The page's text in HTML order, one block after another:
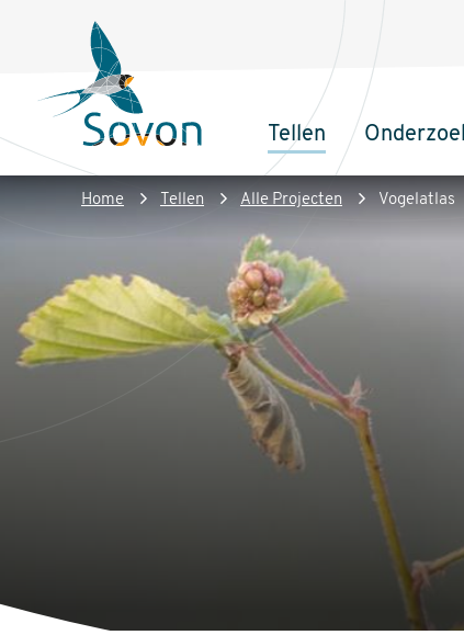
inhoud
Sovon
Homepage
Tellen
Kruimelpad
Home Tellen Alle Projecten Vogelatlas